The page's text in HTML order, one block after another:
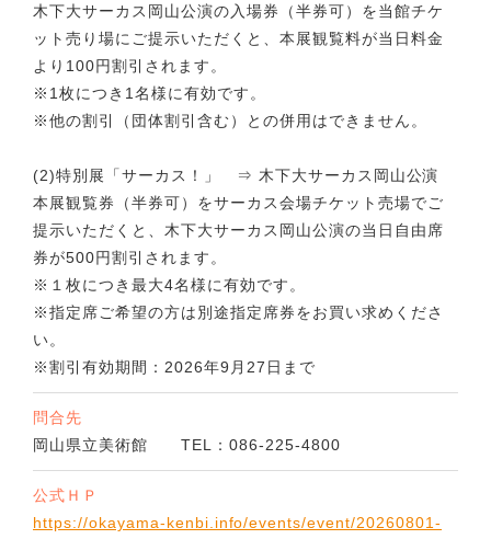
木下大サーカス岡山公演の入場券（半券可）を当館チケ
ット売り場にご提示いただくと、本展観覧料が当日料金
より100円割引されます。
※1枚につき1名様に有効です。
※他の割引（団体割引含む）との併用はできません。
(2)特別展「サーカス！」 ⇒ 木下大サーカス岡山公演
本展観覧券（半券可）をサーカス会場チケット売場でご
提示いただくと、木下大サーカス岡山公演の当日自由席
券が500円割引されます。
※１枚につき最大4名様に有効です。
※指定席ご希望の方は別途指定席券をお買い求めくださ
い。
※割引有効期間：2026年9月27日まで
問合先
岡山県立美術館 TEL：086-225-4800
公式ＨＰ
https://okayama-kenbi.info/events/event/20260801-